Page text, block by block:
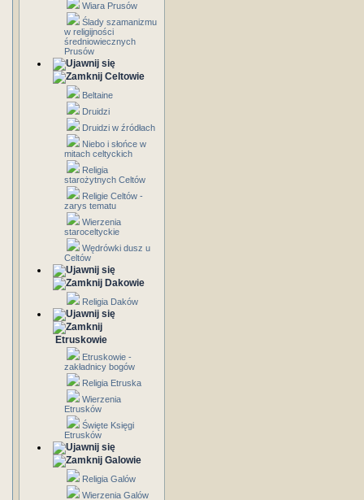
Wiara Prusów
Ślady szamanizmu
w religijności
średniowiecznych
Prusów
Celtowie
Beltaine
Druidzi
Druidzi w źródłach
Niebo i słońce w
mitach celtyckich
Religia
starożytnych Celtów
Religie Celtów -
zarys tematu
Wierzenia
staroceltyckie
Wędrówki dusz u
Celtów
Dakowie
Religia Daków
Etruskowie
Etruskowie -
zakładnicy bogów
Religia Etruska
Wierzenia
Etrusków
Święte Księgi
Etrusków
Galowie
Religia Galów
Wierzenia Galów